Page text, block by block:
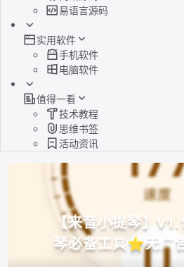
易语言源码
实用软件
手机软件
电脑软件
值得一看
技术教程
思维书签
活动资讯
【来音小提琴】
琴必备工具⭐无广